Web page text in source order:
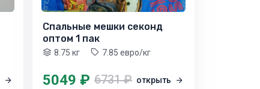
Спальные мешки секонд
оптом 1 пак
8.75 кг 7.85 евро/кг
5049 ₽ 6731 ₽ открыть